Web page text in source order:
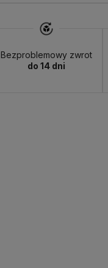
Bezproblemowy zwrot
do 14 dni